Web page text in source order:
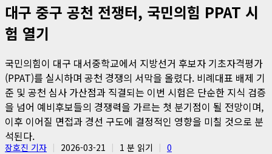
대구 중구 공천 전쟁터, 국민의힘 PPAT 시
험 열기
국민의힘이 대구 대서중학교에서 지방선거 후보자 기초자격평가
(PPAT)를 실시하며 공천 경쟁의 서막을 올렸다. 비례대표 배제 기
준 및 공천 심사 가산점과 직결되는 이번 시험은 단순한 지식 검증
을 넘어 예비후보들의 경쟁력을 가르는 첫 분기점이 될 전망이며,
이후 이어질 면접과 경선 구도에 결정적인 영향을 미칠 것으로 분
석된다.
장호진 기자 2026-03-21 1 분 읽기 0